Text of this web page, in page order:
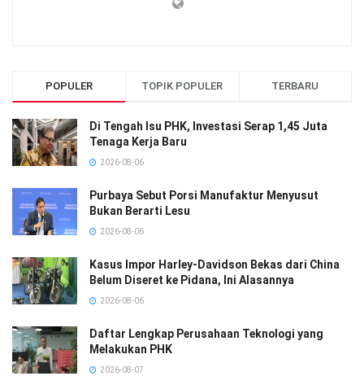
POPULER TOPIK POPULER TERBARU
Di Tengah Isu PHK, Investasi Serap 1,45 Juta
Tenaga Kerja Baru
2026-08-06
Purbaya Sebut Porsi Manufaktur Menyusut
Bukan Berarti Lesu
2026-08-06
Kasus Impor Harley-Davidson Bekas dari China
Belum Diseret ke Pidana, Ini Alasannya
2026-08-06
Daftar Lengkap Perusahaan Teknologi yang
Melakukan PHK
2026-08-07